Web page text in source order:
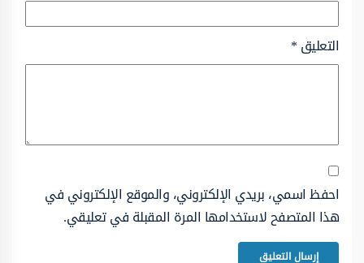
التعليق*
احفظ اسمي، بريدي الإلكتروني، والموقع الإلكتروني في
هذا المتصفح لاستخدامها المرة المقبلة في تعليقي.